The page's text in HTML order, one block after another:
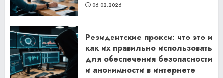
06.02.2026
Резидентские прокси: что это и
как их правильно использовать
для обеспечения безопасности
и анонимности в интернете